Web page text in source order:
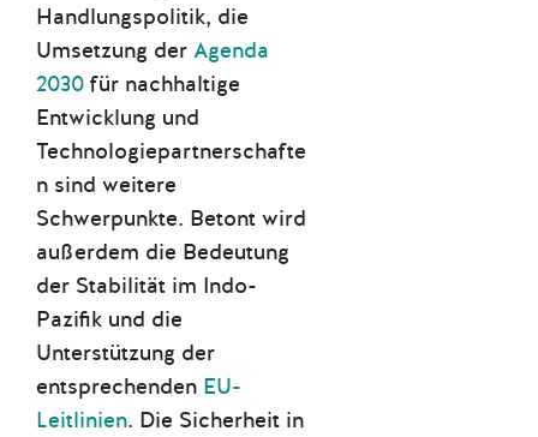
Handlungspolitik, die
Umsetzung der Agenda
2030 für nachhaltige
Entwicklung und
Technologiepartnerschafte
n sind weitere
Schwerpunkte. Betont wird
außerdem die Bedeutung
der Stabilität im Indo-
Pazifik und die
Unterstützung der
entsprechenden EU-
Leitlinien. Die Sicherheit in